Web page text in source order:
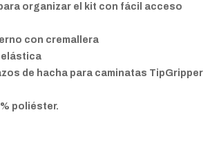
organizar el kit con fácil acceso
con cremallera
elástica
de hacha para caminatas TipGripper
poliéster.